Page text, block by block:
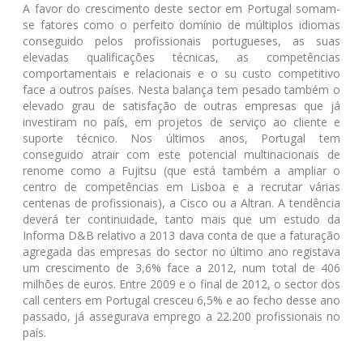
A favor do crescimento deste sector em Portugal somam-
se fatores como o perfeito domínio de múltiplos idiomas
conseguido pelos profissionais portugueses, as suas
elevadas qualificações técnicas, as competências
comportamentais e relacionais e o su custo competitivo
face a outros países. Nesta balança tem pesado também o
elevado grau de satisfação de outras empresas que já
investiram no país, em projetos de serviço ao cliente e
suporte técnico. Nos últimos anos, Portugal tem
conseguido atrair com este potencial multinacionais de
renome como a Fujitsu (que está também a ampliar o
centro de competências em Lisboa e a recrutar várias
centenas de profissionais), a Cisco ou a Altran. A tendência
deverá ter continuidade, tanto mais que um estudo da
Informa D&B relativo a 2013 dava conta de que a faturação
agregada das empresas do sector no último ano registava
um crescimento de 3,6% face a 2012, num total de 406
milhões de euros. Entre 2009 e o final de 2012, o sector dos
call centers em Portugal cresceu 6,5% e ao fecho desse ano
passado, já assegurava emprego a 22.200 profissionais no
país.